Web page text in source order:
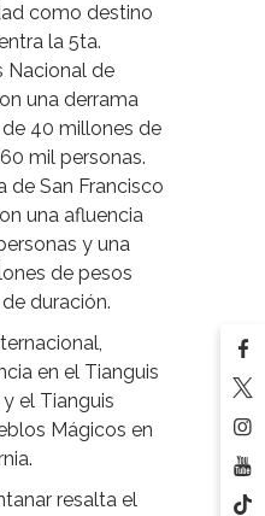
como destino
la 5ta.
Nacional de
una derrama
40 millones de
mil personas.
de San Francisco
una afluencia
y una
de pesos
duración.
en el Tianguis
el Tianguis
Mágicos en
resalta el